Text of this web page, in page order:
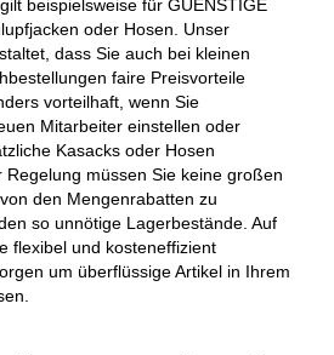
beispielsweise für GUENSTIGE
oder Hosen. Unser
dass Sie auch bei kleinen
faire Preisvorteile
vorteilhaft, wenn Sie
Mitarbeiter einstellen oder
Kasacks oder Hosen
Regelung müssen Sie keine großen
den Mengenrabatten zu
so unnötige Lagerbestände. Auf
flexibel und kosteneffizient
um überflüssige Artikel in Ihrem